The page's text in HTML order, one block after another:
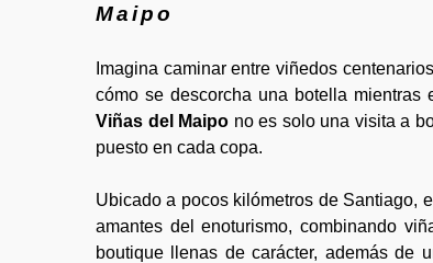
Maipo
Imagina caminar entre viñedos
cómo se descorcha una botella
Viñas del Maipo no es solo una visita a
puesto en cada copa.
Ubicado a pocos kilómetros de Santiago,
amantes del enoturismo, combinando
boutique llenas de carácter, además de